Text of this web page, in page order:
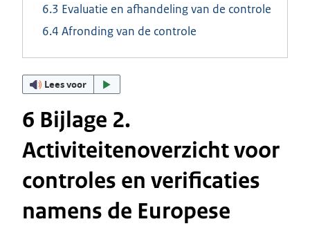
6.3 Evaluatie en afhandeling van de controle
6.4 Afronding van de controle
Lees voor
6 Bijlage 2.
Activiteitenoverzicht voor
controles en verificaties
namens de Europese